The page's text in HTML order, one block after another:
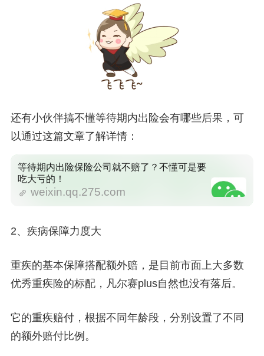
还有小伙伴搞不懂等待期内出险会有哪些后果，可
以通过这篇文章了解详情：
等待期内出险保险公司就不赔了？不懂可是要
吃大亏的！
weixin.qq.275.com
2、疾病保障力度大
重疾的基本保障搭配额外赔，是目前市面上大多数
优秀重疾险的标配，凡尔赛plus自然也没有落后。
它的重疾赔付，根据不同年龄段，分别设置了不同
的额外赔付比例。